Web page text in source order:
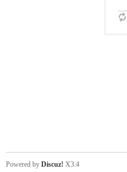
Powered by Discuz! X3.4